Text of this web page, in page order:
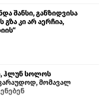
შანსი, განზიდვისა
გზა კი არ აერჩია,
ჰლუნ სოლოს
მომავალ